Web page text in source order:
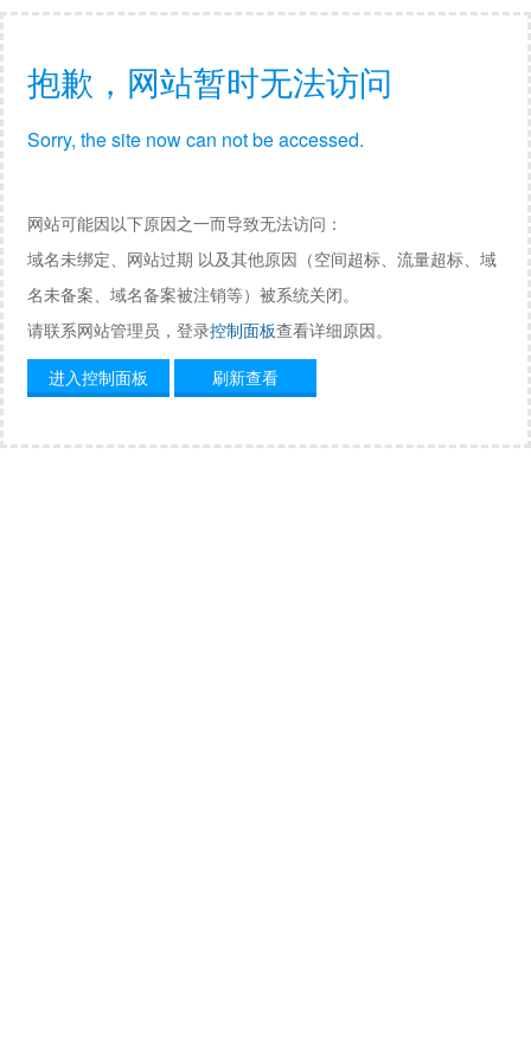
抱歉，网站暂时无法访问
Sorry, the site now can not be accessed.
网站可能因以下原因之一而导致无法访问：
域名未绑定、网站过期 以及其他原因（空间超标、流量超标、域
名未备案、域名备案被注销等）被系统关闭。
请联系网站管理员，登录控制面板查看详细原因。
进入控制面板
刷新查看